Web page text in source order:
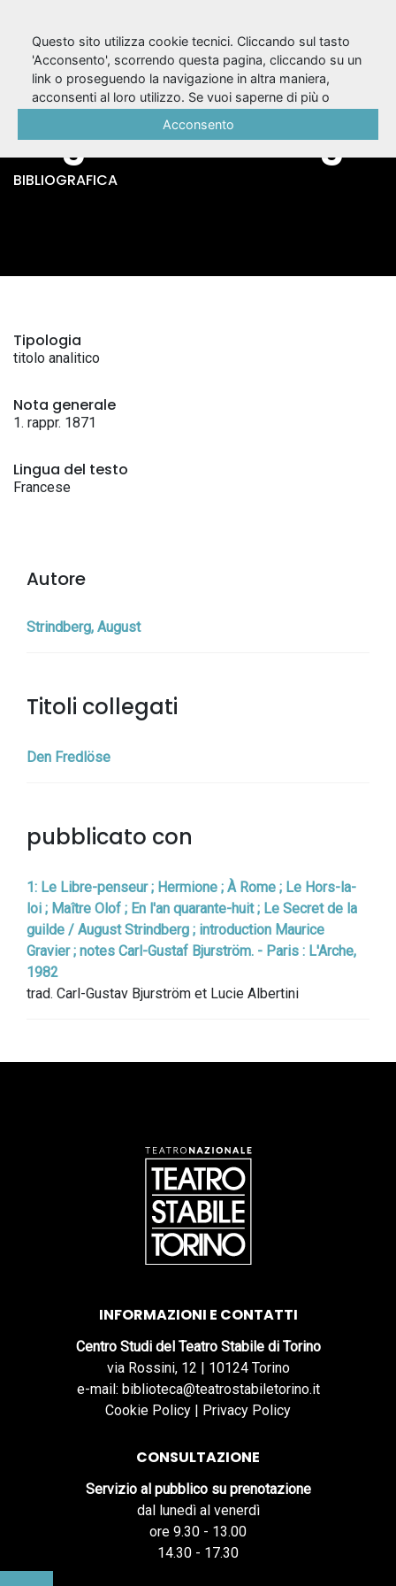
Le hors-la-loi /
August Strindberg
BIBLIOGRAFICA
Tipologia
titolo analitico
Nota generale
1. rappr. 1871
Lingua del testo
Francese
Autore
Strindberg, August
Titoli collegati
Den Fredlöse
pubblicato con
1: Le Libre-penseur ; Hermione ; À Rome ; Le Hors-la-
loi ; Maître Olof ; En l'an quarante-huit ; Le Secret de la
guilde / August Strindberg ; introduction Maurice
Gravier ; notes Carl-Gustaf Bjurström. - Paris : L'Arche,
1982
trad. Carl-Gustav Bjurström et Lucie Albertini
INFORMAZIONI E CONTATTI
Centro Studi del Teatro Stabile di Torino
via Rossini, 12 | 10124 Torino
e-mail: biblioteca@teatrostabiletorino.it
Cookie Policy | Privacy Policy
CONSULTAZIONE
Servizio al pubblico su prenotazione
dal lunedì al venerdì
ore 9.30 - 13.00
14.30 - 17.30
Questo sito utilizza cookie tecnici. Cliccando sul tasto
'Acconsento', scorrendo questa pagina, cliccando su un
link o proseguendo la navigazione in altra maniera,
acconsenti al loro utilizzo. Se vuoi saperne di più o
Acconsento